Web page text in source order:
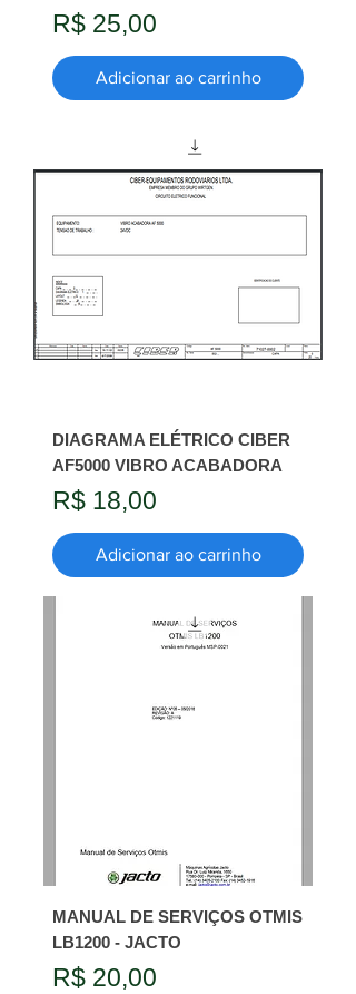
Preço
R$ 25,00
Adicionar ao carrinho
DIAGRAMA ELÉTRICO CIBER
AF5000 VIBRO ACABADORA
Preço
R$ 18,00
Adicionar ao carrinho
MANUAL DE SERVIÇOS OTMIS
LB1200 - JACTO
Preço
R$ 20,00